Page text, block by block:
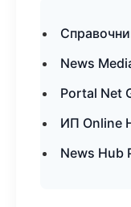
News
Portal Net
ИП Online
News Hub